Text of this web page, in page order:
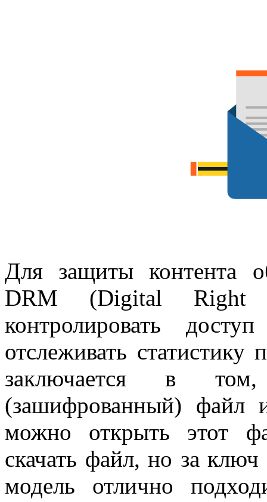
Для защиты контента
DRM (Digital Right
контролировать
отслеживать
заключается в
(зашифрованный)
можно открыть этот
скачать файл, но за
модель отлично